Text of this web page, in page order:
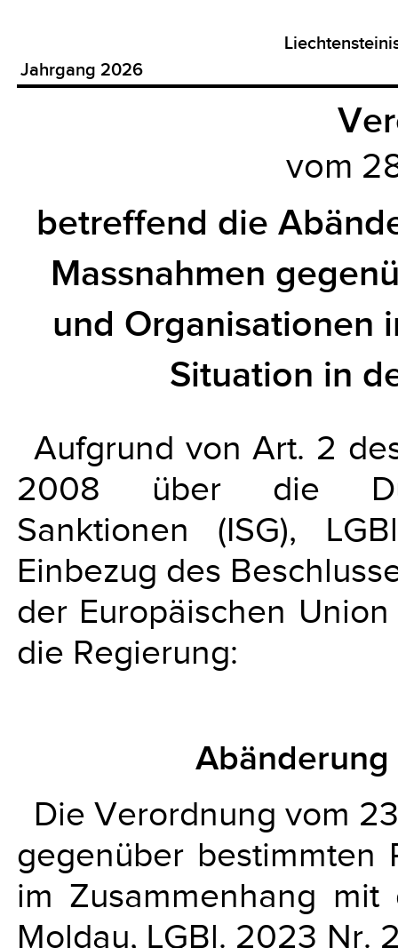
Jahrgang 2026
vom
betreffend die
Massnahmen
und Organisationen
Situation in
Aufgrund von Art. 2
2008 über die
Sanktionen (ISG),
Einbezug des
der Europäischen
die Regierung:
Die Verordnung vom
gegenüber bestimmten
im Zusammenhang
Moldau, LGBl. 2023 Nr.